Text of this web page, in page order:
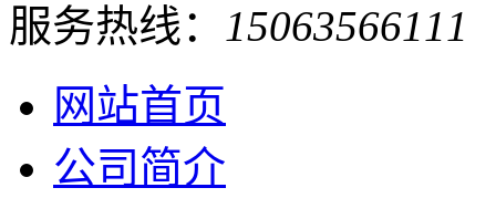
服务热线： 15063566111
网站首页
公司简介